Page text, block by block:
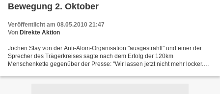
demokratisch und konstruktiv.
Bewegung 2. Oktober
Veröffentlicht am 08.05.2010 21:47
Von Direkte Aktion
Jochen Stay von der Anti-Atom-Organisation "ausgestrahlt" und einer der
Sprecher des Trägerkreises sagte nach dem Erfolg der 120km
Menschenkette gegenüber der Presse: "Wir lassen jetzt nicht mehr locker.